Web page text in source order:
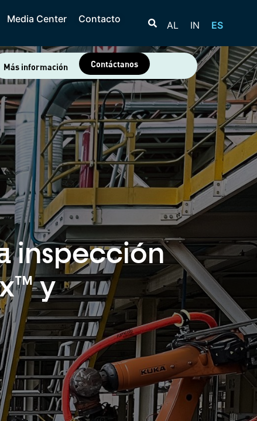
Media Center Contacto
AL IN ES
Más información Contáctanos
inspección
y